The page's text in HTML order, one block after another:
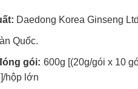
Daedong Korea Ginseng
Quốc.
gói: 600g [(20g/gói x 10
hộp lớn